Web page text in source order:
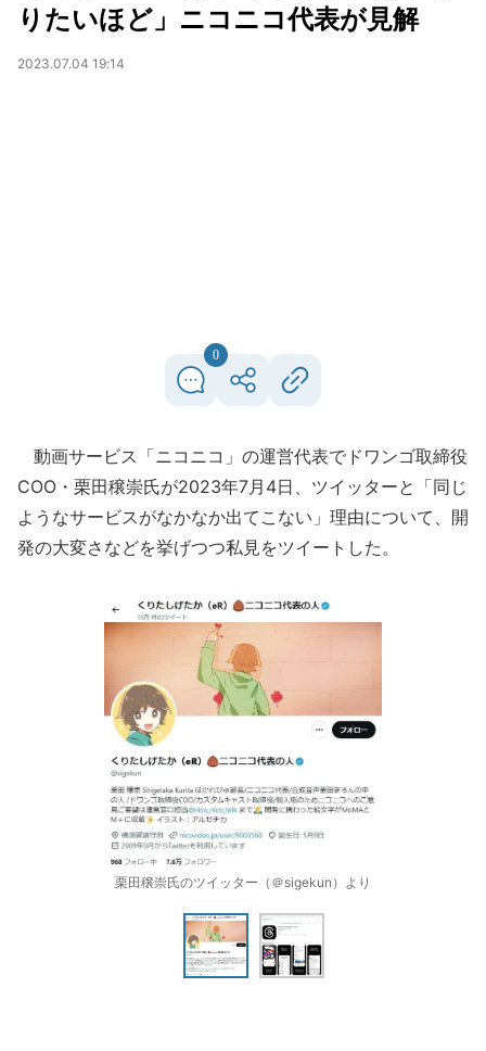
りたいほど」ニコニコ代表が見解
2023.07.04 19:14
0
動画サービス「ニコニコ」の運営代表でドワンゴ取締役
COO・栗田穣崇氏が2023年7月4日、ツイッターと「同じ
ようなサービスがなかなか出てこない」理由について、開
発の大変さなどを挙げつつ私見をツイートした。
栗田穣崇氏のツイッター（＠sigekun）より